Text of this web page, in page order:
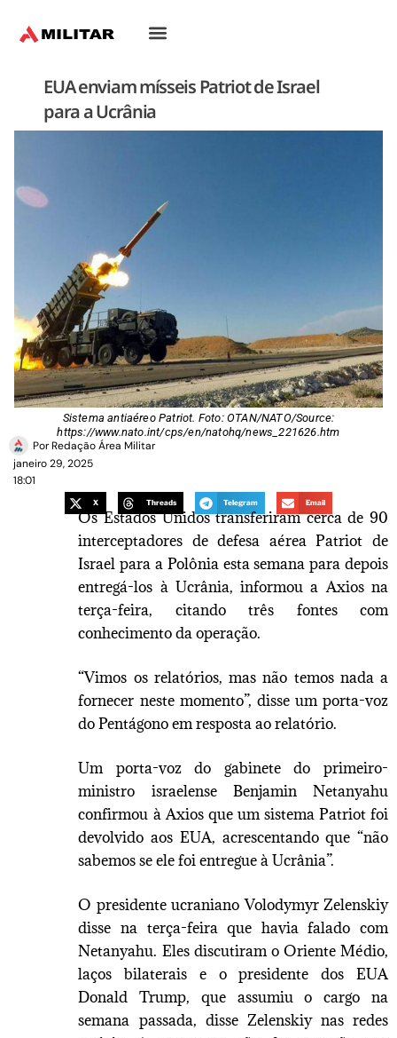
EUA enviam mísseis Patriot de Israel
para a Ucrânia
Sistema antiaéreo Patriot. Foto: OTAN/NATO/Source:
https://www.nato.int/cps/en/natohq/news_221626.htm
PorRedação Área Militar
janeiro 29, 2025
18:01
X Threads Telegram Email
Os Estados Unidos transferiram cerca de 90
interceptadores de defesa aérea Patriot de
Israel para a Polônia esta semana para depois
entregá-los à Ucrânia, informou a Axios na
terça-feira, citando três fontes com
conhecimento da operação.
“Vimos os relatórios, mas não temos nada a
fornecer neste momento”, disse um porta-voz
do Pentágono em resposta ao relatório.
Um porta-voz do gabinete do primeiro-
ministro israelense Benjamin Netanyahu
confirmou à Axios que um sistema Patriot foi
devolvido aos EUA, acrescentando que “não
sabemos se ele foi entregue à Ucrânia”.
O presidente ucraniano Volodymyr Zelenskiy
disse na terça-feira que havia falado com
Netanyahu. Eles discutiram o Oriente Médio,
laços bilaterais e o presidente dos EUA
Donald Trump, que assumiu o cargo na
semana passada, disse Zelenskiy nas redes